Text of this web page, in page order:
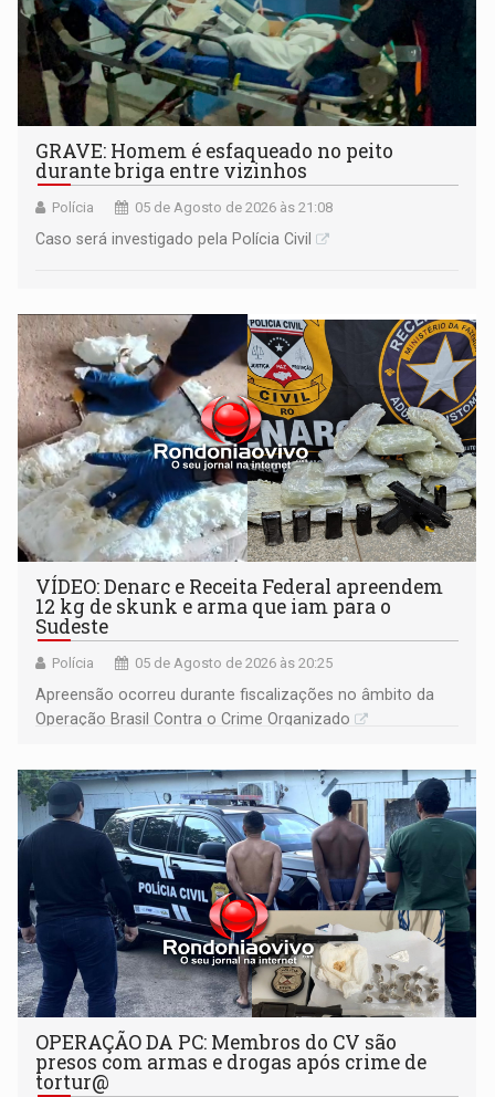
GRAVE: Homem é esfaqueado no peito
durante briga entre vizinhos
Polícia 05 de Agosto de 2026 às 21:08
Caso será investigado pela Polícia Civil
VÍDEO: Denarc e Receita Federal apreendem
12 kg de skunk e arma que iam para o
Sudeste
Polícia 05 de Agosto de 2026 às 20:25
Apreensão ocorreu durante fiscalizações no âmbito da
Operação Brasil Contra o Crime Organizado
OPERAÇÃO DA PC: Membros do CV são
presos com armas e drogas após crime de
tortur@